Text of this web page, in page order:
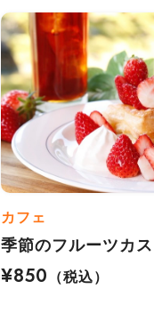
カフェ
季節のフルーツカ
¥850
（税込）